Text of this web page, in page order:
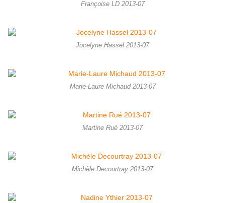
Françoise LD 2013-07
Jocelyne Hassel 2013-07
Marie-Laure Michaud 2013-07
Martine Rué 2013-07
Michèle Decourtray 2013-07